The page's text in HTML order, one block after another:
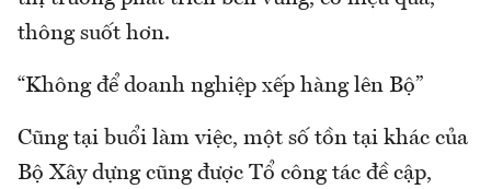
thông suốt hơn.
“Không để doanh nghiệp xếp hàng lên Bộ”
Cũng tại buổi làm việc, một số tồn tại khác của
Bộ Xây dựng cũng được Tổ công tác đề cập,